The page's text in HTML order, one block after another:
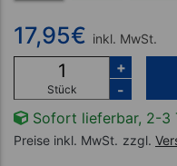
17,95€ inkl. MwSt.
Stück
+
-
Sofort lieferbar, 2-3
Preise inkl. MwSt. zzgl.